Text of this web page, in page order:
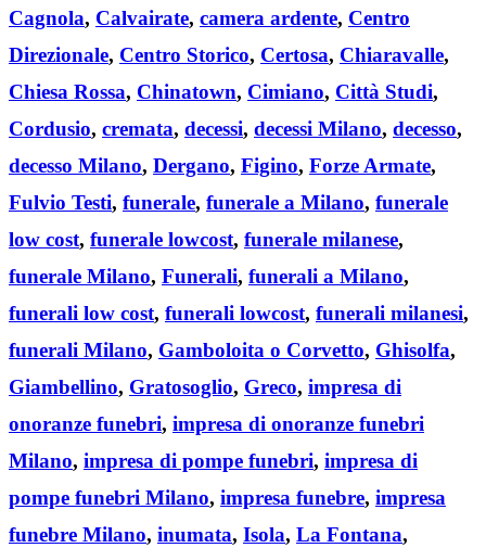
Cagnola, Calvairate, camera ardente, Centro
Direzionale, Centro Storico, Certosa, Chiaravalle,
Chiesa Rossa, Chinatown, Cimiano, Città Studi,
Cordusio, cremata, decessi, decessi Milano, decesso,
decesso Milano, Dergano, Figino, Forze Armate,
Fulvio Testi, funerale, funerale a Milano, funerale
low cost, funerale lowcost, funerale milanese,
funerale Milano, Funerali, funerali a Milano,
funerali low cost, funerali lowcost, funerali milanesi,
funerali Milano, Gamboloita o Corvetto, Ghisolfa,
Giambellino, Gratosoglio, Greco, impresa di
onoranze funebri, impresa di onoranze funebri
Milano, impresa di pompe funebri, impresa di
pompe funebri Milano, impresa funebre, impresa
funebre Milano, inumata, Isola, La Fontana,